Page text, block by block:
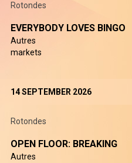
Rotondes
EVERYBODY LOVES BINGO
Autres
markets
14 SEPTEMBER 2026
Rotondes
OPEN FLOOR: BREAKING
Autres